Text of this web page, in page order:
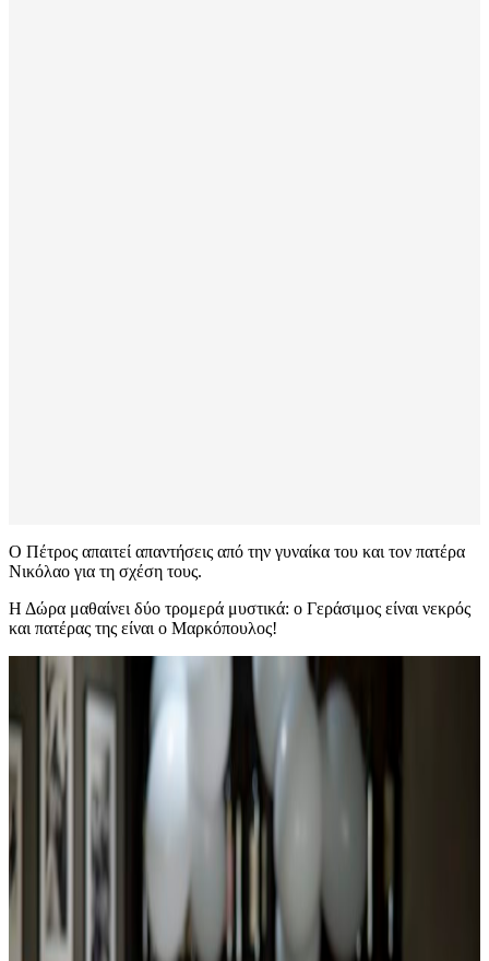
Ο Πέτρος απαιτεί απαντήσεις από την γυναίκα του και τον πατέρα
Νικόλαο για τη σχέση τους.
Η Δώρα μαθαίνει δύο τρομερά μυστικά: ο Γεράσιμος είναι νεκρός
και πατέρας της είναι ο Μαρκόπουλος!